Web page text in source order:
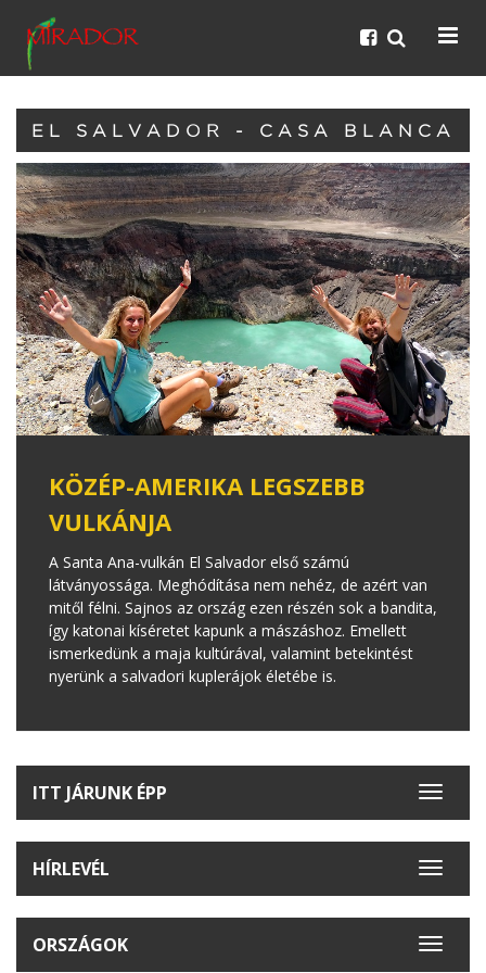
EL SALVADOR - CASA BLANCA
KÖZÉP-AMERIKA LEGSZEBB
VULKÁNJA
A Santa Ana-vulkán El Salvador első számú
látványossága. Meghódítása nem nehéz, de azért van
mitől félni. Sajnos az ország ezen részén sok a bandita,
így katonai kíséretet kapunk a mászáshoz. Emellett
ismerkedünk a maja kultúrával, valamint betekintést
nyerünk a salvadori kuplerájok életébe is.
Toggle
ITT JÁRUNK ÉPP
Toggle
HÍRLEVÉL
Toggle
ORSZÁGOK